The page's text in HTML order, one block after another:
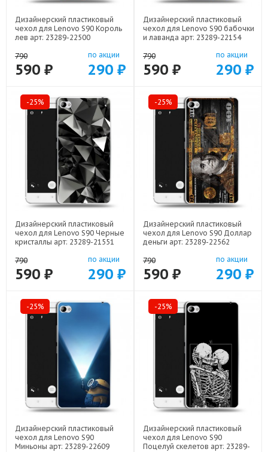
Дизайнерский пластиковый
чехол для Lenovo S90 Король
лев арт: 23289-22500
790
590 ₽
по акции
290 ₽
Дизайнерский пластиковый
чехол для Lenovo S90 бабочки
и лаванда арт: 23289-22154
790
590 ₽
по акции
290 ₽
-25%
Дизайнерский пластиковый
чехол для Lenovo S90 Черные
кристаллы арт: 23289-21551
790
590 ₽
по акции
290 ₽
-25%
Дизайнерский пластиковый
чехол для Lenovo S90 Доллар
деньги арт: 23289-22562
790
590 ₽
по акции
290 ₽
-25%
Дизайнерский пластиковый
чехол для Lenovo S90
Миньоны арт: 23289-22609
-25%
Дизайнерский пластиковый
чехол для Lenovo S90
Поцелуй скелетов арт: 23289-